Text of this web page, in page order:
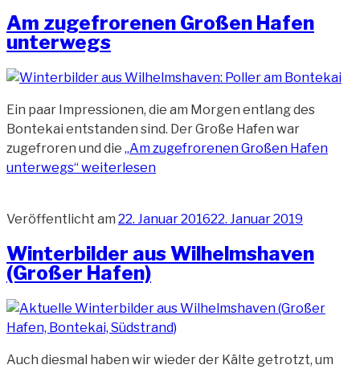
Am zugefrorenen Großen Hafen
unterwegs
Ein paar Impressionen, die am Morgen entlang des
Bontekai entstanden sind. Der Große Hafen war
zugefroren und die „Am zugefrorenen Großen Hafen
unterwegs“weiterlesen
Veröffentlicht am 22. Januar 201622. Januar 2019
Winterbilder aus Wilhelmshaven
(Großer Hafen)
Auch diesmal haben wir wieder der Kälte getrotzt, um